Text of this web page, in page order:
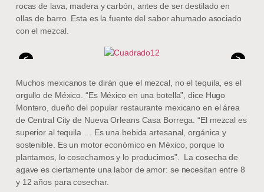
rocas de lava, madera y carbón, antes de ser destilado en
ollas de barro. Esta es la fuente del sabor ahumado asociado
con el mezcal.
< >
Muchos mexicanos te dirán que el mezcal, no el tequila, es el
orgullo de México. “Es México en una botella”, dice Hugo
Montero, dueño del popular restaurante mexicano en el área
de Central City de Nueva Orleans Casa Borrega. “El mezcal es
superior al tequila … Es una bebida artesanal, orgánica y
sostenible. Es un motor económico en México, porque lo
plantamos, lo cosechamos y lo producimos”. La cosecha de
agave es ciertamente una labor de amor: se necesitan entre 8
y 12 años para cosechar.